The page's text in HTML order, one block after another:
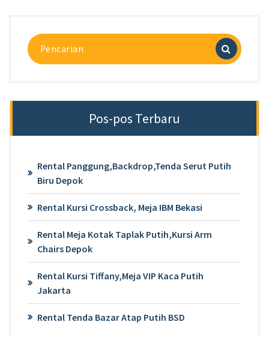
Pencarian
untuk:
Pos-pos Terbaru
Rental Panggung,Backdrop,Tenda Serut Putih
Biru Depok
Rental Kursi Crossback, Meja IBM Bekasi
Rental Meja Kotak Taplak Putih,Kursi Arm
Chairs Depok
Rental Kursi Tiffany,Meja VIP Kaca Putih
Jakarta
Rental Tenda Bazar Atap Putih BSD